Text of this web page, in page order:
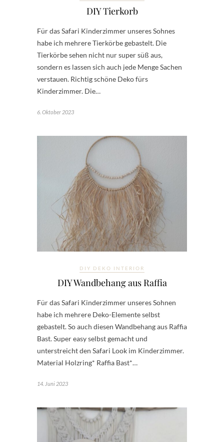
DIY Tierkorb
Für das Safari Kinderzimmer unseres Sohnes
habe ich mehrere Tierkörbe gebastelt. Die
Tierkörbe sehen nicht nur super süß aus,
sondern es lassen sich auch jede Menge Sachen
verstauen. Richtig schöne Deko fürs
Kinderzimmer. Die…
6. Oktober 2023
DIY DEKO INTERIOR
DIY Wandbehang aus Raffia
Für das Safari Kinderzimmer unseres Sohnen
habe ich mehrere Deko-Elemente selbst
gebastelt. So auch diesen Wandbehang aus Raffia
Bast. Super easy selbst gemacht und
unterstreicht den Safari Look im Kinderzimmer.
Material Holzring* Raffia Bast*…
14. Juni 2023